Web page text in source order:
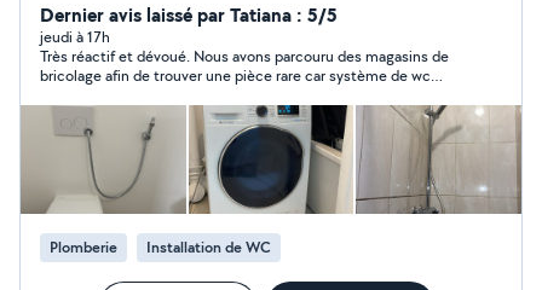
installation, dépannage et entretien de plomberie. Nos
prestations couvrent : Réparation de fuites d'eau
Installation et entretien de chauffe-eau Rénovation de
salle de bain Débouchage de canalisations ️ Dépannage
rapide et urgent Pourquoi nous choisir ? Intervention
rapide et soignée Devis clair et transparent Artisan de
confiance avec plusieurs années d'expérience Service
disponible 7j/7 pour vos urgences Nous intervenons à
Paris et dans les environs îles de France
Dernier avis laissé par Tatiana : 5/5
jeudi à 17h
Très réactif et dévoué. Nous avons parcouru des magasins de
bricolage afin de trouver une pièce rare car système de wc
professionnalisme. Je recommande vivement.
Plomberie Installation de WC